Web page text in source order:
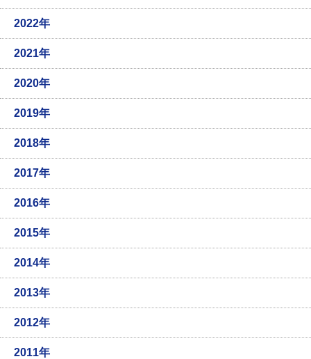
2022年
2021年
2020年
2019年
2018年
2017年
2016年
2015年
2014年
2013年
2012年
2011年